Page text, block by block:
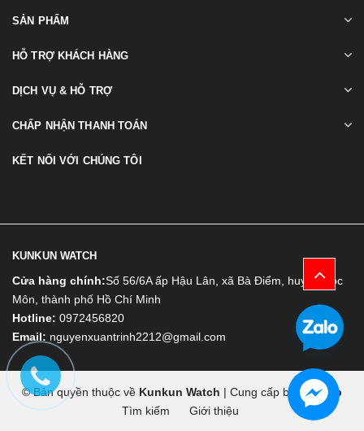
SẢN PHẨM
HỖ TRỢ KHÁCH HÀNG
DỊCH VỤ & HỖ TRỢ
CHẤP NHẬN THANH TOÁN
KẾT NỐI VỚI CHÚNG TÔI
KUNKUN WATCH
Cửa hàng chính:Số 56/6A ấp Hậu Lân, xã Bà Điểm, huyện Hóc
Môn, thành phố Hồ Chí Minh
Hotline: 0972456820
Email: nguyenxuantrinh2212@gmail.com
© Bản quyền thuộc về Kunkun Watch | Cung cấp bởi Bizweb
Tìm kiếm
Giới thiệu